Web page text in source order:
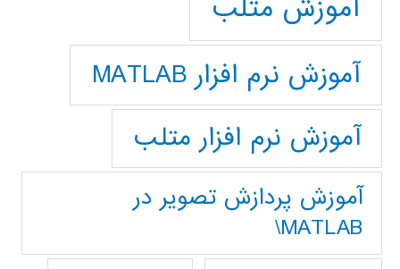
آموزش متلب
آموزش نرم افزار MATLAB
آموزش نرم افزار متلب
آموزش پردازش تصوير در
MATLAB\